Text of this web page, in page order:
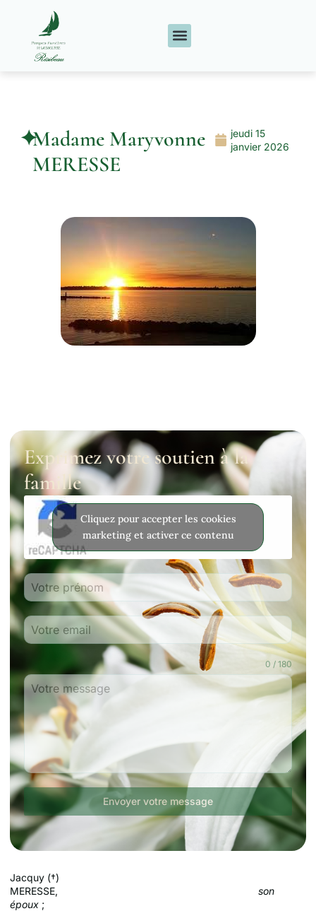
✦Madame Maryvonne
MERESSE
jeudi 15
janvier 2026
Jacquy (†)
MERESSE, son
époux ;
Exprimez votre soutien à la
famille
Cliquez pour accepter les cookies
marketing et activer ce contenu
0 / 180
Envoyer votre message